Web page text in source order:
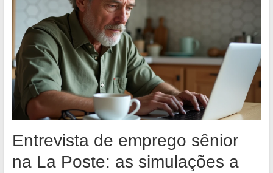
Entrevista de emprego sênior
na La Poste: as simulações a